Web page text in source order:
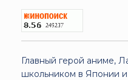
Главный герой аниме,
школьником в Японии